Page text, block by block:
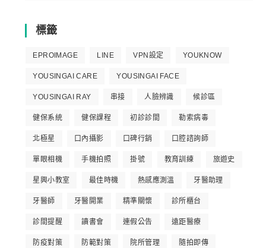
標籤
EPROIMAGE LINE VPN設定 YOUKNOW
YOUSINGAI CARE YOUSINGAI FACE
YOUSINGAI RAY 串接 人臉辨識 候診區
健保系統 健保課程 初診診間 勒索病毒
北極星 口內攝影 口碑行銷 口腔諮詢師
單眼相機 手機拍照 掛號 教育訓練 旅遊史
星興小教室 最佳時機 熱感應測溫 牙醫助理
牙醫師 牙醫開業 精準關懷 診所櫃台
診間提醒 讀書會 連假公告 遠距醫療
防疫對策 防範對策 院所管理 隨拍即傳